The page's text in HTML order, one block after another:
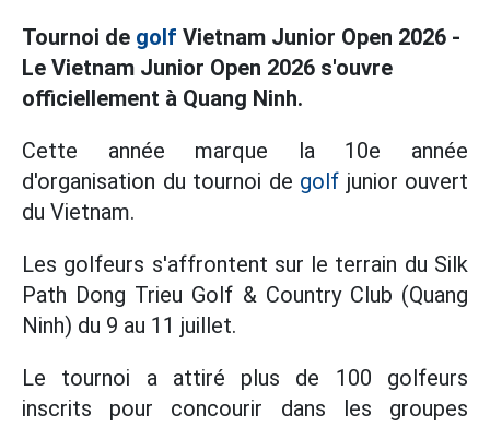
Tournoi de golf Vietnam Junior Open 2026 -
Le Vietnam Junior Open 2026 s'ouvre
officiellement à Quang Ninh.
Cette année marque la 10e année
d'organisation du tournoi de golf junior ouvert
du Vietnam.
Les golfeurs s'affrontent sur le terrain du Silk
Path Dong Trieu Golf & Country Club (Quang
Ninh) du 9 au 11 juillet.
Le tournoi a attiré plus de 100 golfeurs
inscrits pour concourir dans les groupes